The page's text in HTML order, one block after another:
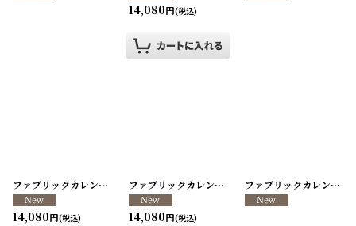
14,080円(税込)
ファブリックカレンダー ・キッチンクロス リメイクパンツ/VINTAGE REMAKE PANTS
14,080円(税込)
ファブリックカレンダー ・キッチンクロス リメイクパンツ/VINTAGE REMAKE PANTS
14,080円(税込)
ファブリックカレンダー ・キッチンクロス リメイクパンツ/VINTAGE REMAKE PANTS